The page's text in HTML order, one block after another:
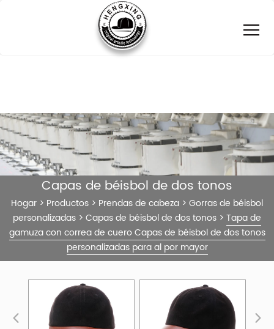
Capas de béisbol de dos tonos
Hogar > Productos > Prendas de cabeza > Gorras de béisbol
personalizadas > Capas de béisbol de dos tonos > Tapa de
gamuza con correa de cuero Capas de béisbol de dos tonos
personalizadas para al por mayor